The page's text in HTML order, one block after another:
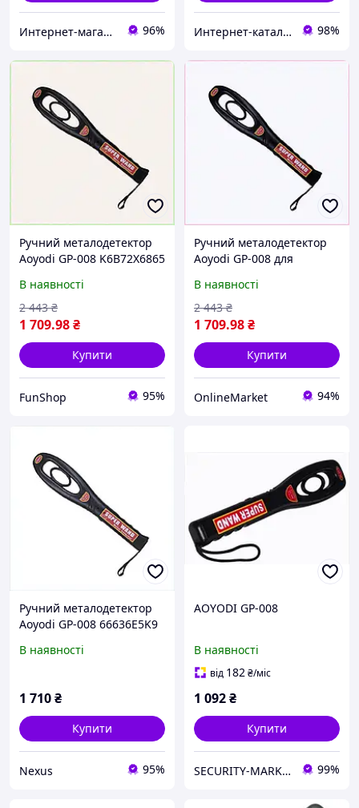
Интернет-магазин TVOЁ 96% Инт​е​​рн​ет-кат​алог ск​​идок "KIEVSALES.COM" 98%
Ручний металодетектор
Aoyodi GP-008 K6B72X6865
В наявності
1 709.98₴
2 443 ₴
Купити
FunShop 95%
Ручний металодетектор
Aoyodi GP-008 для
M672686T5M
В наявності
1 709.98₴
2 443 ₴
Купити
OnlineMarket 94%
Ручний металодетектор
Aoyodi GP-008 66636E5K9
В наявності
1 710₴
Купити
Nexus 95%
AOYODI GP-008
В наявності
від 182₴/міс
1 092₴
Купити
SECURITY-MARKET 99%